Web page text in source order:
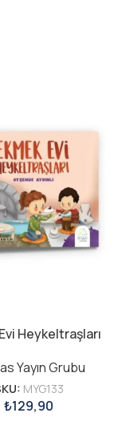
Heykeltraşları
Yayın Grubu
MYG133
₺129,90